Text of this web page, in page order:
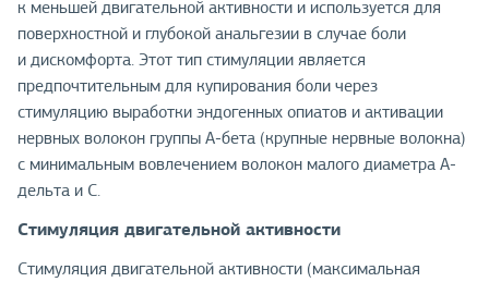
к меньшей двигательной активности и используется для
поверхностной и глубокой анальгезии в случае боли
и дискомфорта. Этот тип стимуляции является
предпочтительным для купирования боли через
стимуляцию выработки эндогенных опиатов и активации
нервных волокон группы А-бета (крупные нервные волокна)
с минимальным вовлечением волокон малого диаметра А-
дельта и С.
Стимуляция двигательной активности
Стимуляция двигательной активности (максимальная